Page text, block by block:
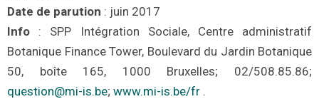
Date de parution : juin 2017
Info : SPP Intégration Sociale, Centre administratif
Botanique Finance Tower, Boulevard du Jardin Botanique
50, boîte 165, 1000 Bruxelles; 02/508.85.86;
question@mi-is.be; www.mi-is.be/fr .